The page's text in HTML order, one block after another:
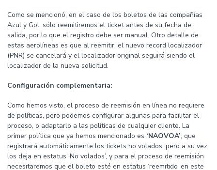
Como se mencionó, en el caso de los boletos de las compañías
Azul y Gol, sólo reemitiremos el ticket antes de su fecha de
salida, por lo que el registro debe ser manual. Otro detalle de
estas aerolíneas es que al reemitir, el nuevo record localizador
(PNR) se cancelará y el localizador original seguirá siendo el
localizador de la nueva solicitud.
Configuración complementaria:
Como hemos visto, el proceso de reemisión en línea no requiere
de políticas, pero podemos configurar algunas para facilitar el
proceso, o adaptarlo a las políticas de cualquier cliente. La
primer política que ya hemos mencionado es ‘NAOVOA’, que
registrará automáticamente los tickets no volados, pero a su vez
los deja en estatus ‘No volados’, y para el proceso de reemisión
necesitaremos que el boleto esté en estatus ‘reemitido’ en este